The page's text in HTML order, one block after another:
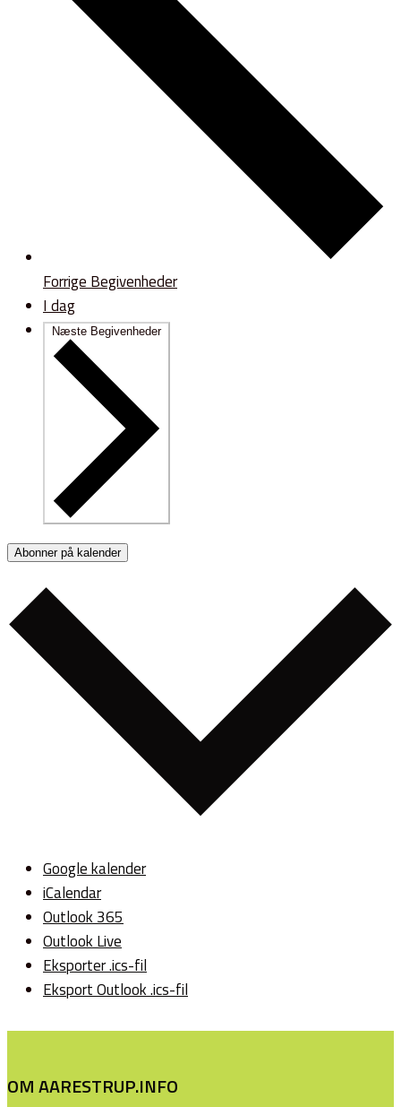
Forrige Begivenheder
I dag
Næste Begivenheder
Abonner på kalender
Google kalender
iCalendar
Outlook 365
Outlook Live
Eksporter .ics-fil
Eksport Outlook .ics-fil
OM AARESTRUP.INFO